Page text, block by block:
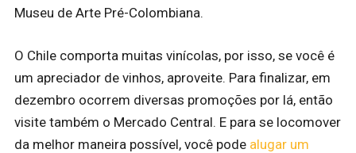
Museu de Arte Pré-Colombiana.
O Chile comporta muitas vinícolas, por isso, se você é
um apreciador de vinhos, aproveite. Para finalizar, em
dezembro ocorrem diversas promoções por lá, então
visite também o Mercado Central. E para se locomover
da melhor maneira possível, você pode alugar um